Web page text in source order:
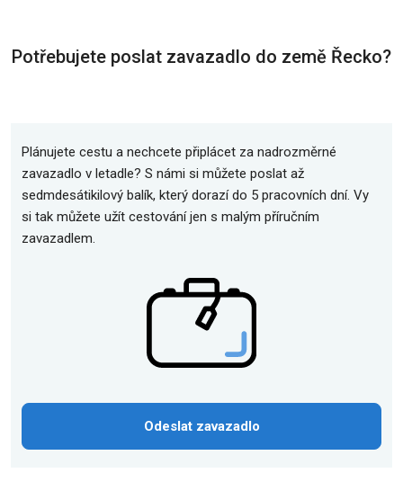
Potřebujete poslat zavazadlo do země Řecko?
Plánujete cestu a nechcete připlácet za nadrozměrné
zavazadlo v letadle? S námi si můžete poslat až
sedmdesátikilový balík, který dorazí do 5 pracovních dní. Vy
si tak můžete užít cestování jen s malým příručním
zavazadlem.
Odeslat zavazadlo